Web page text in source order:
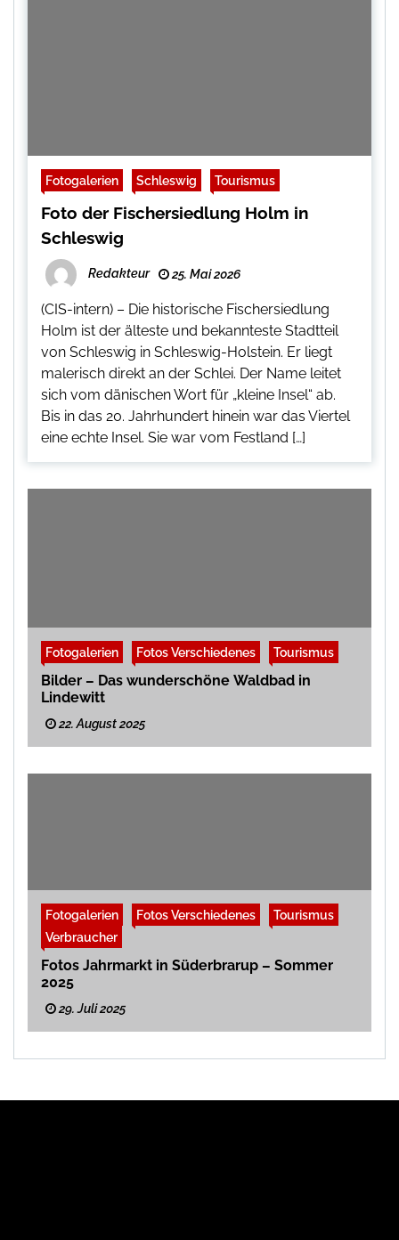
Fotogalerien Schleswig Tourismus
Foto der Fischersiedlung Holm in
Schleswig
Redakteur 25. Mai 2026
(CIS-intern) – Die historische Fischersiedlung
Holm ist der älteste und bekannteste Stadtteil
von Schleswig in Schleswig-Holstein. Er liegt
malerisch direkt an der Schlei. Der Name leitet
sich vom dänischen Wort für „kleine Insel“ ab.
Bis in das 20. Jahrhundert hinein war das Viertel
eine echte Insel. Sie war vom Festland […]
Fotogalerien Fotos Verschiedenes Tourismus
Bilder – Das wunderschöne Waldbad in
Lindewitt
22. August 2025
Fotogalerien Fotos Verschiedenes
Tourismus
Verbraucher
Fotos Jahrmarkt in Süderbrarup – Sommer
2025
29. Juli 2025